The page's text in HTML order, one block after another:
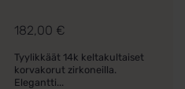
182,00 €
Tyylikkäät 14k keltakultaiset
korvakorut zirkoneilla.
Elegantti...